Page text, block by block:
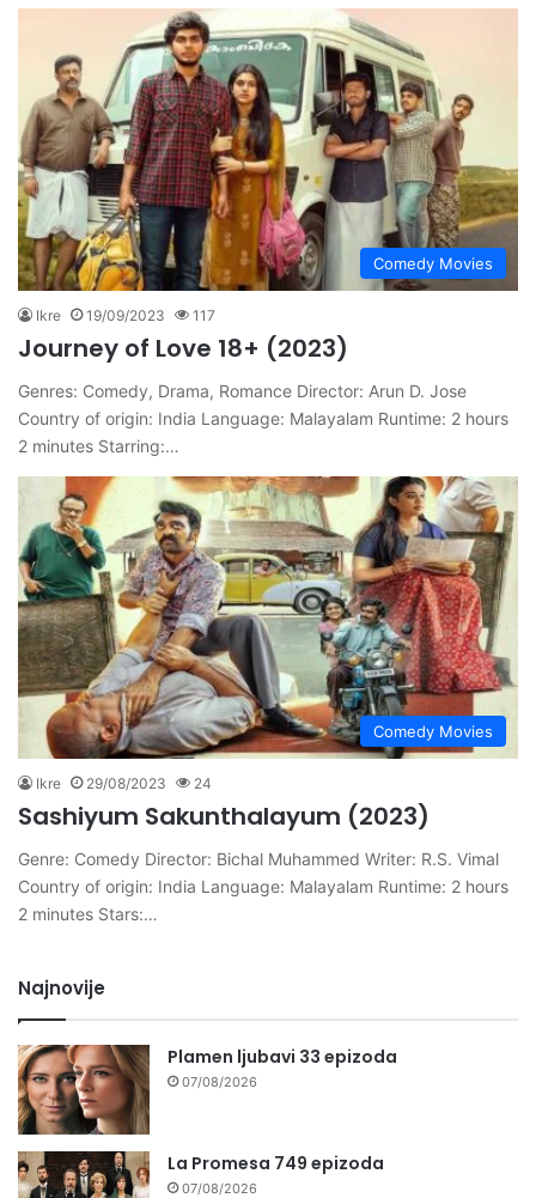
Comedy Movies
Ikre 19/09/2023 117
Journey of Love 18+ (2023)
Genres: Comedy, Drama, Romance Director: Arun D. Jose
Country of origin: India Language: Malayalam Runtime: 2 hours
2 minutes Starring:…
Comedy Movies
Ikre 29/08/2023 24
Sashiyum Sakunthalayum (2023)
Genre: Comedy Director: Bichal Muhammed Writer: R.S. Vimal
Country of origin: India Language: Malayalam Runtime: 2 hours
2 minutes Stars:…
Najnovije
Plamen ljubavi 33 epizoda
07/08/2026
La Promesa 749 epizoda
07/08/2026